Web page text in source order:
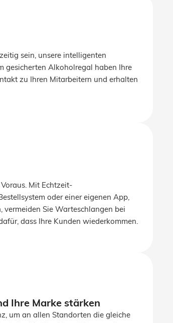
sein, unsere intelligenten
gesicherten Alkoholregal haben Ihre
zu Ihren Mitarbeitern und erhalten
Mit Echtzeit-
oder einer eigenen App,
vermeiden Sie Warteschlangen bei
dass Ihre Kunden wiederkommen.
Ihre Marke stärken
um an allen Standorten die gleiche